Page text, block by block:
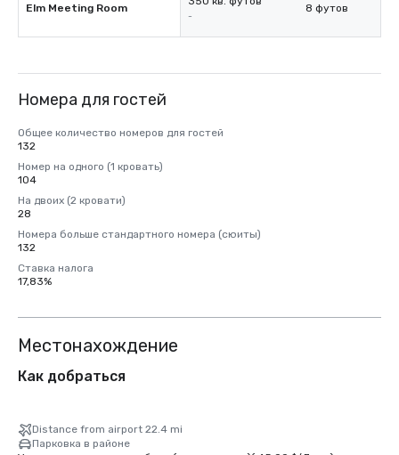
Elm Meeting Room
-
8 футов
Номера для гостей
Общее количество номеров для гостей
132
Номер на одного (1 кровать)
104
На двоих (2 кровати)
28
Номера больше стандартного номера (сюиты)
132
Ставка налога
17,83%
Местонахождение
Как добраться
Distance from airport 22.4 mi
Парковка в районе